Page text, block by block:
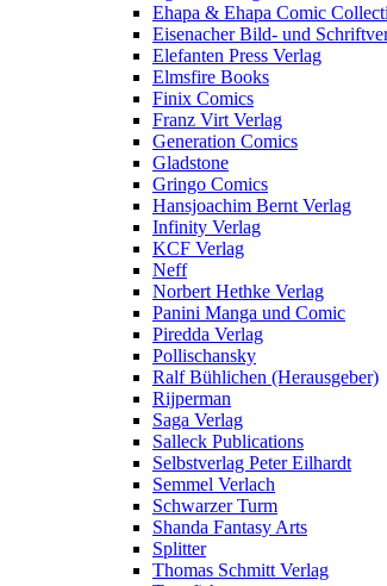
Ehapa & Ehapa Comic
Eisenacher Bild- und
Elefanten Press Verlag
Elmsfire Books
Finix Comics
Franz Virt Verlag
Generation Comics
Gladstone
Gringo Comics
Hansjoachim Bernt Verlag
Infinity Verlag
KCF Verlag
Neff
Norbert Hethke Verlag
Panini Manga und Comic
Piredda Verlag
Pollischansky
Ralf Bühlichen (Herausgeber)
Rijperman
Saga Verlag
Salleck Publications
Selbstverlag Peter Eilhardt
Semmel Verlach
Schwarzer Turm
Shanda Fantasy Arts
Splitter
Thomas Schmitt Verlag